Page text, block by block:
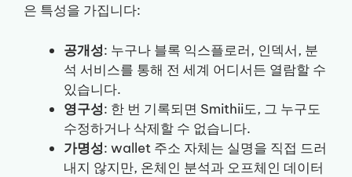
은 특성을 가집니다:
공개성: 누구나 블록 익스플로러, 인덱서, 분
석 서비스를 통해 전 세계 어디서든 열람할 수
있습니다.
영구성: 한 번 기록되면 Smithii도, 그 누구도
수정하거나 삭제할 수 없습니다.
가명성: wallet 주소 자체는 실명을 직접 드러
내지 않지만, 온체인 분석과 오프체인 데이터